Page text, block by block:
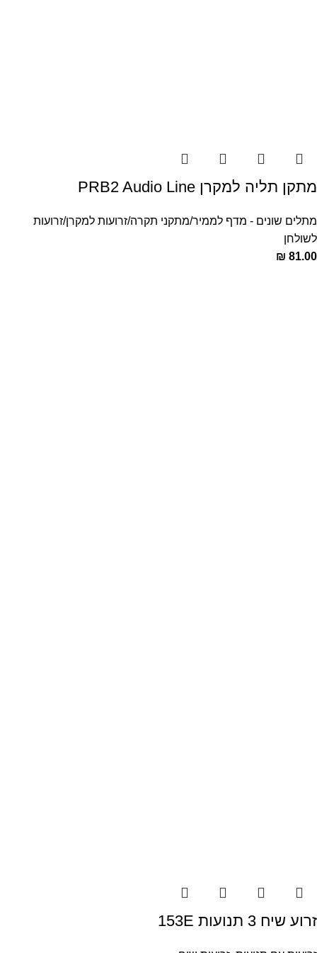
‏מתקן תליה למקרן PRB2 Audio Line
מתלים שונים - מדף לממיר/מתקני תקרה/זרועות למקרן/זרועות
לשולחן
₪ 81.00
זרוע שיח 3 תנועות 153E